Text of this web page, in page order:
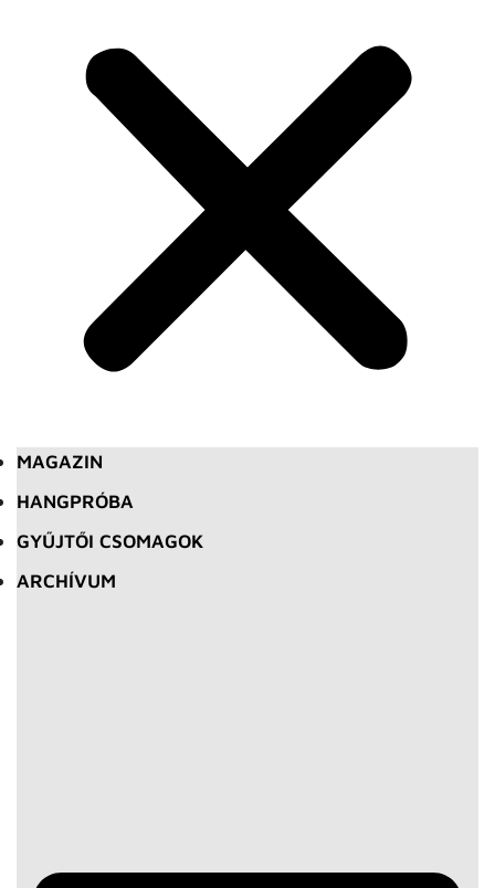
MAGAZIN
HANGPRÓBA
GYŰJTŐI CSOMAGOK
ARCHÍVUM